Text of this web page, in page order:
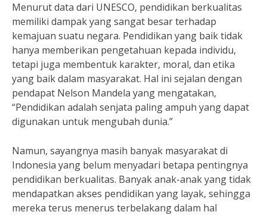
Menurut data dari UNESCO, pendidikan berkualitas
memiliki dampak yang sangat besar terhadap
kemajuan suatu negara. Pendidikan yang baik tidak
hanya memberikan pengetahuan kepada individu,
tetapi juga membentuk karakter, moral, dan etika
yang baik dalam masyarakat. Hal ini sejalan dengan
pendapat Nelson Mandela yang mengatakan,
“Pendidikan adalah senjata paling ampuh yang dapat
digunakan untuk mengubah dunia.”
Namun, sayangnya masih banyak masyarakat di
Indonesia yang belum menyadari betapa pentingnya
pendidikan berkualitas. Banyak anak-anak yang tidak
mendapatkan akses pendidikan yang layak, sehingga
mereka terus menerus terbelakang dalam hal